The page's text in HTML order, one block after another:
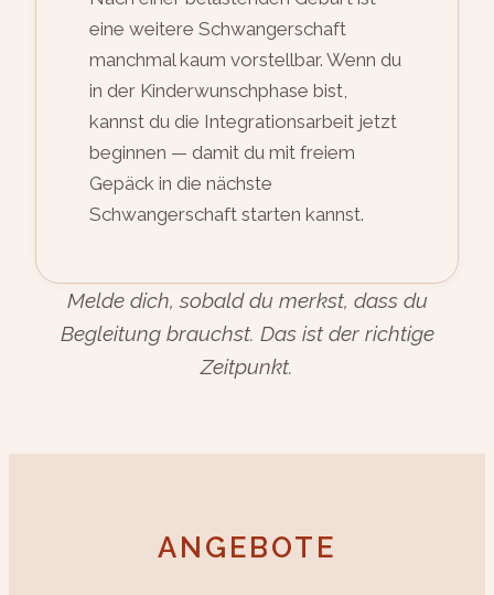
eine weitere Schwangerschaft
manchmal kaum vorstellbar. Wenn du
in der Kinderwunschphase bist,
kannst du die Integrationsarbeit jetzt
beginnen — damit du mit freiem
Gepäck in die nächste
Schwangerschaft starten kannst.
Melde dich, sobald du merkst, dass du
Begleitung brauchst. Das ist der richtige
Zeitpunkt.
ANGEBOTE